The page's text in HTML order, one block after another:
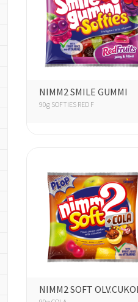
NIMM2 SMILE GUMMI
90g SOFTIES RED F
NIMM2 SOFT